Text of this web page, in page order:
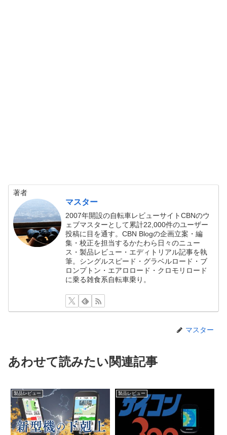
著者
マスター
2007年開設の自転車レビューサイトCBNのウ
ェブマスターとして累計22,000件のユーザー
投稿に目を通す。CBN Blogの企画立案・編
集・校正を担当するかたわら日々のニュー
ス・製品レビュー・エディトリアル記事を執
筆。シングルスピード・グラベルロード・ブ
ロンプトン・エアロロード・クロモリロード
に乗る雑食系自転車乗り。
マスター
あわせて読みたい関連記事
製品レビュー 製品レビュー